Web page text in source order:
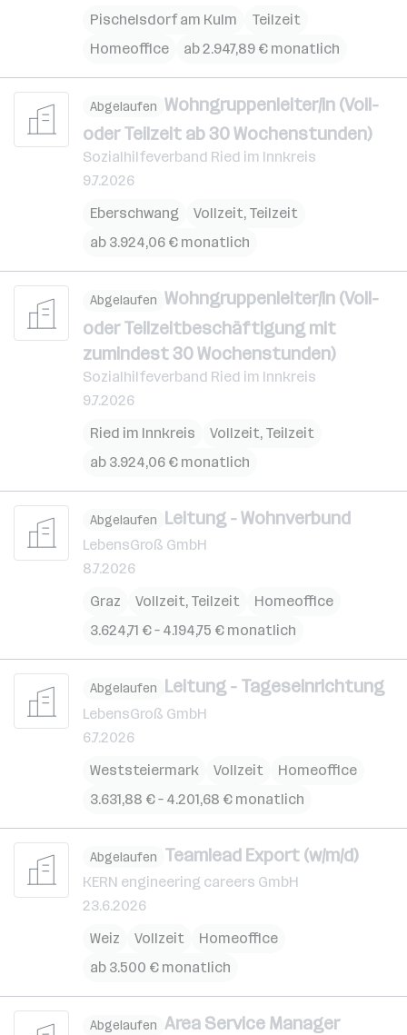
Pischelsdorf am Kulm
Teilzeit
Homeoffice
ab 2.947,89 € monatlich
Abgelaufen Wohngruppenleiter/in (Voll-
oder Teilzeit ab 30 Wochenstunden)
Sozialhilfeverband Ried im Innkreis
9.7.2026
Eberschwang
Vollzeit, Teilzeit
ab 3.924,06 € monatlich
Abgelaufen Wohngruppenleiter/in (Voll-
oder Teilzeitbeschäftigung mit
zumindest 30 Wochenstunden)
Sozialhilfeverband Ried im Innkreis
9.7.2026
Ried im Innkreis
Vollzeit, Teilzeit
ab 3.924,06 € monatlich
Abgelaufen Leit­ung - Wohn­verbund
LebensGroß GmbH
8.7.2026
Graz
Vollzeit, Teilzeit
Homeoffice
3.624,71 € – 4.194,75 € monatlich
Abgelaufen Leitung - Tageseinrichtung
LebensGroß GmbH
6.7.2026
Weststeiermark
Vollzeit
Homeoffice
3.631,88 € – 4.201,68 € monatlich
Abgelaufen Teamlead Export (w/m/d)
KERN engineering careers GmbH
23.6.2026
Weiz
Vollzeit
Homeoffice
ab 3.500 € monatlich
Abgelaufen Area Service Manager